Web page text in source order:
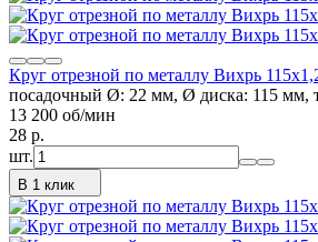
Круг отрезной по металлу Вихрь
посадочный Ø: 22 мм, Ø диска: 115 мм,
13 200 об/мин
28 p.
шт.
В 1 клик